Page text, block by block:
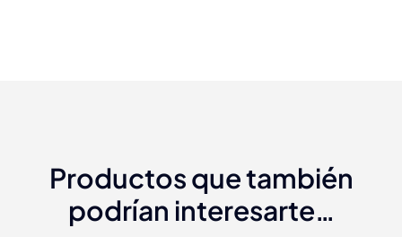
Productos que también
podrían interesarte…